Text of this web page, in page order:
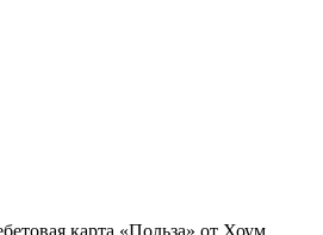
карта «Польза» от Хоум